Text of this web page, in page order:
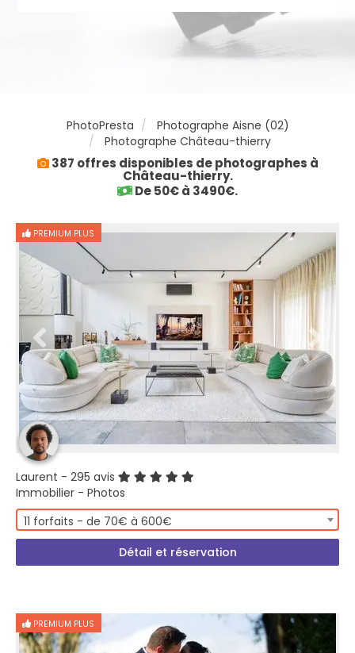
PhotoPresta
Photographe Aisne (02)
Photographe Château-thierry
387 offres disponibles de photographes à
Château-thierry.
De 50€ à 3490€.
PREMIUM PLUS
Laurent - 295 avis
Immobilier - Photos
11 forfaits - de 70€ à 600€
Détail et réservation
PREMIUM PLUS